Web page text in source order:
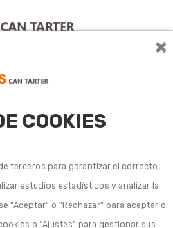
×
COOKIES
terceros para garantizar el correcto
estudios estadísticos y analizar la
“Aceptar” o “Rechazar” para aceptar o
o “Ajustes” para gestionar sus